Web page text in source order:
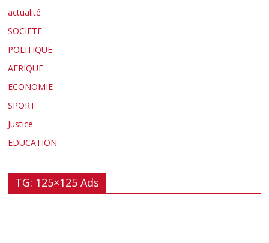
actualité
SOCIETE
POLITIQUE
AFRIQUE
ECONOMIE
SPORT
Justice
EDUCATION
TG: 125×125 Ads